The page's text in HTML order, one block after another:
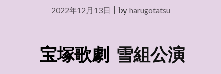
2022年12月13日 |by harugotatsu
宝塚歌劇 雪組公演